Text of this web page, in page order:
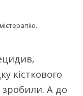
кісткового
зробили. А до